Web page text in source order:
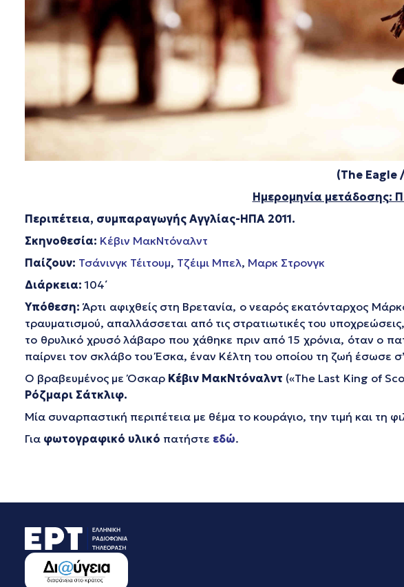
(The Εagle
Ημερομηνία μετάδοσης:
Περιπέτεια, συμπαραγωγής Αγγλίας-ΗΠΑ 2011.
Σκηνοθεσία: Κέβιν ΜακΝτόναλντ
Παίζουν: Τσάνινγκ Τέιτουμ, Τζέιμι Μπελ, Μαρκ Στρονγκ
Διάρκεια:104΄
Υπόθεση: Άρτι αφιχθείς στη Βρετανία, ο νεαρός εκατόνταρχος
τραυματισμού, απαλλάσσεται από τις στρατιωτικές του
το θρυλικό χρυσό λάβαρο που χάθηκε πριν από 15 χρόνια, όταν ο
παίρνει τον σκλάβο του Έσκα, έναν Κέλτη του οποίου τη ζωή έσωσε
Ο βραβευμένος με Όσκαρ Κέβιν ΜακΝτόναλντ («The Last King of
Ρόζμαρι Σάτκλιφ.
Μία συναρπαστική περιπέτεια με θέμα το κουράγιο, την τιμή και τη
Για φωτογραφικό υλικό πατήστε εδώ.